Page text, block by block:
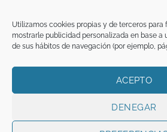
Utilizamos cookies propias y de terceros para
mostrarle publicidad personalizada en base a
de sus hábitos de navegación (por ejemplo,
ACEPTO
DENEGAR
TÉRMINOS Y
Copyright 2026 ©FunciFUNCI es titular de